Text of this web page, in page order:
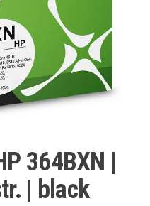
364BXN |
| black